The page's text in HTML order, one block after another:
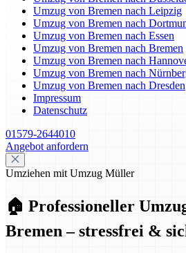
Umzug von Bremen nach Leipzig
Umzug von Bremen nach
Umzug von Bremen nach Essen
Umzug von Bremen nach Bremen
Umzug von Bremen nach
Umzug von Bremen nach
Umzug von Bremen nach Dresden
Impressum
Datenschutz
01579-2644010
Angebot anfordern
Umziehen mit Umzug Müller
🏠 Professioneller
Bremen – stressfrei &